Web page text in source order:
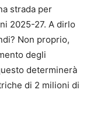
strada per
2025-27. A dirlo
Non proprio,
degli
determinerà
di 2 milioni di